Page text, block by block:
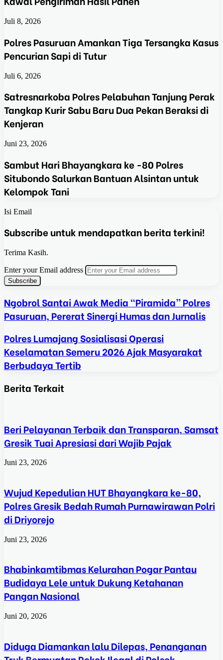
Juli 8, 2026
Polres Pasuruan Amankan Tiga Tersangka Kasus
Pencurian Sapi di Tutur
Juli 6, 2026
Satresnarkoba Polres Pelabuhan Tanjung Perak
Tangkap Kurir Sabu Baru Dua Pekan Beraksi di
Kenjeran
Juni 23, 2026
Sambut Hari Bhayangkara ke -80 Polres
Situbondo Salurkan Bantuan Alsintan untuk
Kelompok Tani
Isi Email
Subscribe untuk mendapatkan berita terkini!
Terima Kasih.
Enter your Email address
Ngobrol Santai Awak Media “Piramida” Polres
Pasuruan, Pererat Sinergi Humas dan Jurnalis
Polres Lumajang Sosialisasi Operasi
Keselamatan Semeru 2026 Ajak Masyarakat
Berbudaya Tertib
Berita Terkait
Beri Pelayanan Terbaik dan Transparan, Samsat
Gresik Tuai Apresiasi dari Wajib Pajak
Juni 23, 2026
Wujud Kepedulian HUT Bhayangkara ke-80,
Polres Gresik Bedah Rumah Purnawirawan Polri
di Driyorejo
Juni 23, 2026
Bhabinkamtibmas Kelurahan Pogar Pantau
Budidaya Lele untuk Dukung Ketahanan
Pangan Nasional
Juni 20, 2026
Diduga Diamankan lalu Dilepas, Penanganan